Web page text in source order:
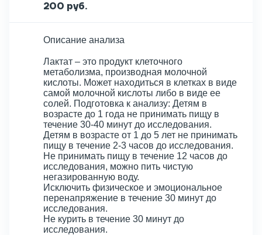
200 руб.
Описание анализа
Лактат – это продукт клеточного
метаболизма, производная молочной
кислоты. Может находиться в клетках в виде
самой молочной кислоты либо в виде ее
солей. Подготовка к анализу: Детям в
возрасте до 1 года не принимать пищу в
течение 30-40 минут до исследования.
Детям в возрасте от 1 до 5 лет не принимать
пищу в течение 2-3 часов до исследования.
Не принимать пищу в течение 12 часов до
исследования, можно пить чистую
негазированную воду.
Исключить физическое и эмоциональное
перенапряжение в течение 30 минут до
исследования.
Не курить в течение 30 минут до
исследования.